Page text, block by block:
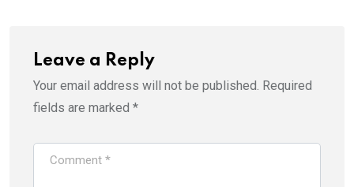
Leave a Reply
Your email address will not be published. Required
fields are marked *